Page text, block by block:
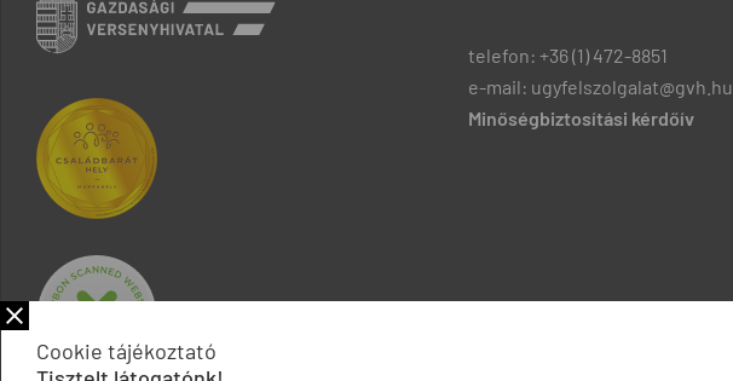
telefon: +36 (1) 472-8851
e-mail: ugyfelszolgalat@gvh.hu
Minőségbiztosítási kérdőív
Cookie tájékoztató